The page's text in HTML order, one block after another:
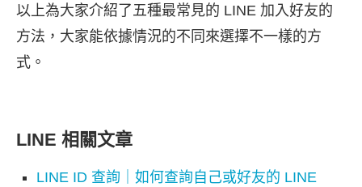
以上為大家介紹了五種最常見的 LINE 加入好友的
方法，大家能依據情況的不同來選擇不一樣的方
式。
LINE 相關文章
LINE ID 查詢｜如何查詢自己或好友的 LINE